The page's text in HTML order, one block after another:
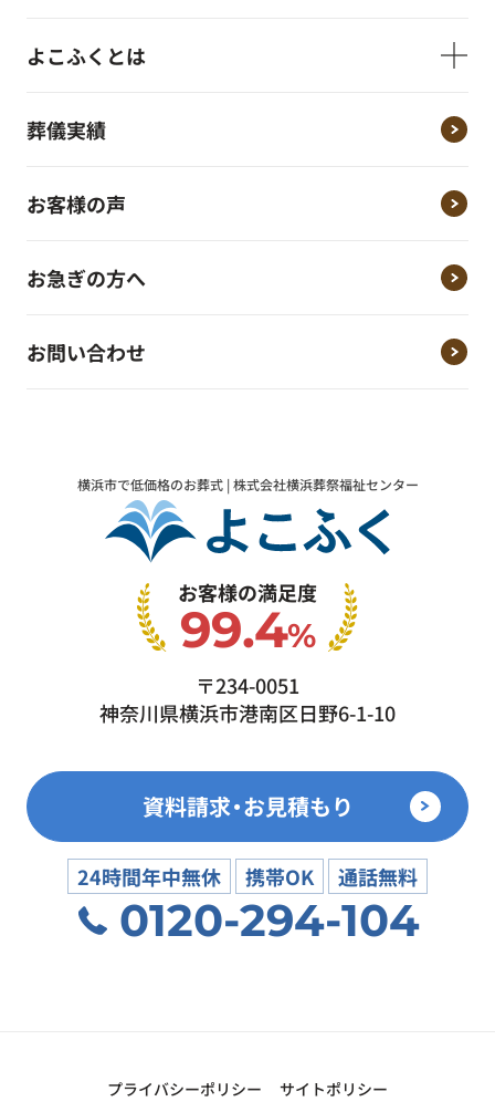
よこふくとは
葬儀実績
お客様の声
お急ぎの方へ
お問い合わせ
横浜市で低価格のお葬式 | 株式会社横浜葬祭福祉センター
お客様の満足度
99.4%
〒234-0051
神奈川県横浜市港南区日野6-1-10
資料請求・お見積もり
24時間年中無休 携帯OK 通話無料
0120-294-104
プライバシーポリシー サイトポリシー